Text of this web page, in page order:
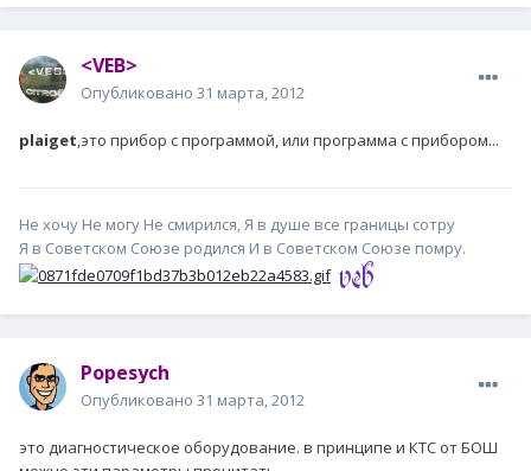
<VEB>
Опубликовано 31 марта, 2012
plaiget,это прибор с программой, или программа с прибором...
Не хочу Не могу Не смирился, Я в душе все границы сотру
Я в Советском Союзе родился И в Советском Союзе помру.
Popesych
Опубликовано 31 марта, 2012
это диагностическое оборудование. в принципе и КТС от БОШ